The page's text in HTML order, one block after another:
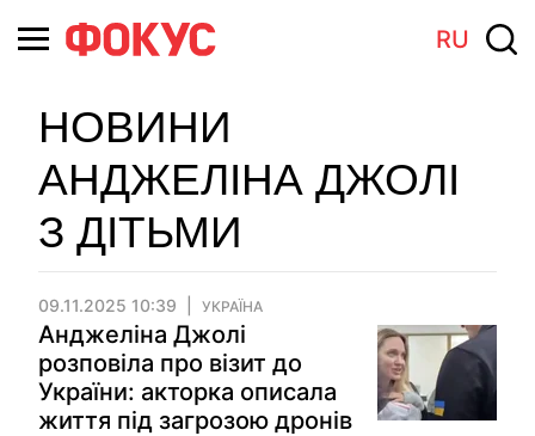
RU
НОВИНИ
АНДЖЕЛІНА ДЖОЛІ
З ДІТЬМИ
09.11.2025 10:39 УКРАЇНА
Анджеліна Джолі
розповіла про візит до
України: акторка описала
життя під загрозою дронів